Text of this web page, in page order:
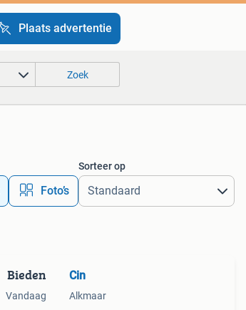
Plaats advertentie
Zoek
Foto’s
Sorteer op
Bieden
Vandaag
Cin
Alkmaar